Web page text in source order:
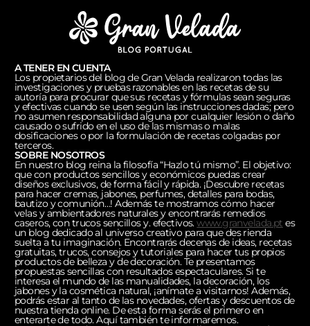
A TENER EN CUENTA
Los propietarios del blog de Gran Velada realizaron todas las
investigaciones y pruebas razonables en las recetas de su
autoría para procurar que sus recetas y fórmulas sean seguras
y efectivas cuando se usen según las instrucciones dadas; pero
no asumen responsabilidad alguna por cualquier lesión o daño
causado o sufrido en el uso de las mismas o malas
dosificaciones o por la formulación de recetas colgadas por
terceros.
SOBRE NOSOTROS
En nuestro blog reina la filosofía “Hazlo tú mismo”. El objetivo:
que con productos sencillos y económicos puedas crear
diseños exclusivos, de forma fácil y rápida. ¡Descubre recetas
para hacer cremas, jabones, perfumes, detalles para bodas,
bautizo y comunión…! Además te mostramos cómo hacer
velas y ambientadores naturales y encontrarás remedios
caseros, con trucos sencillos y. efectivos.www.granvelada.pt es
un blog dedicado al universo creativo para que des rienda
suelta a tu imaginación. Encontrarás decenas de ideas, recetas
gratuitas, trucos, consejos y tutoriales para hacer tus propios
productos de belleza y de decoración. Te presentamos
propuestas sencillas con resultados espectaculares. Si te
interesa el mundo de las manualidades, la decoración, los
jabones y la cosmética natural, ¡anímate a visitarnos! Además,
podrás estar al tanto de las novedades, ofertas y descuentos de
nuestra tienda online. De esta forma serás el primero en
enterarte de todo. Aquí también te informaremos.